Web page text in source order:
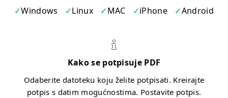
Windows Linux MAC iPhone Android
Kako se potpisuje PDF
Odaberite datoteku koju želite potpisati. Kreirajte
potpis s datim mogućnostima. Postavite potpis.